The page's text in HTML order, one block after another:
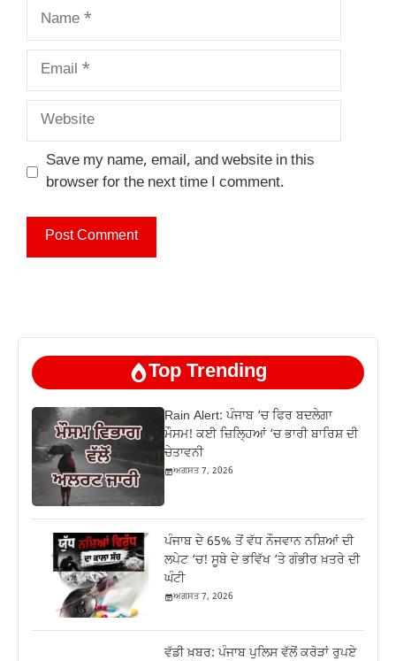
Name
Email
Website
Save my name, email, and website in this
browser for the next time I comment.
Top Trending
Rain Alert: ਪੰਜਾਬ ‘ਚ ਫਿਰ ਬਦਲੇਗਾ
ਮੌਸਮ! ਕਈ ਜ਼ਿਲ੍ਹਿਆਂ ‘ਚ ਭਾਰੀ ਬਾਰਿਸ਼ ਦੀ
ਚੇਤਾਵਨੀ
ਅਗਸਤ 7, 2026
ਪੰਜਾਬ ਦੇ 65% ਤੋਂ ਵੱਧ ਨੌਜਵਾਨ ਨਸ਼ਿਆਂ ਦੀ
ਲਪੇਟ ‘ਚ! ਸੂਬੇ ਦੇ ਭਵਿੱਖ ‘ਤੇ ਗੰਭੀਰ ਖ਼ਤਰੇ ਦੀ
ਘੰਟੀ
ਅਗਸਤ 7, 2026
ਵੱਡੀ ਖ਼ਬਰ: ਪੰਜਾਬ ਪੁਲਿਸ ਵੱਲੋਂ ਕਰੋੜਾਂ ਰੁਪਏ